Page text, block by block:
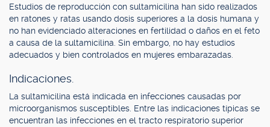
Estudios de reproducción con sultamicilina han sido realizados
en ratones y ratas usando dosis superiores a la dosis humana y
no han evidenciado alteraciones en fertilidad o daños en el feto
a causa de la sultamicilina. Sin embargo, no hay estudios
adecuados y bien controlados en mujeres embarazadas.
Indicaciones.
La sultamicilina está indicada en infecciones causadas por
microorganismos susceptibles. Entre las indicaciones típicas se
encuentran las infecciones en el tracto respiratorio superior